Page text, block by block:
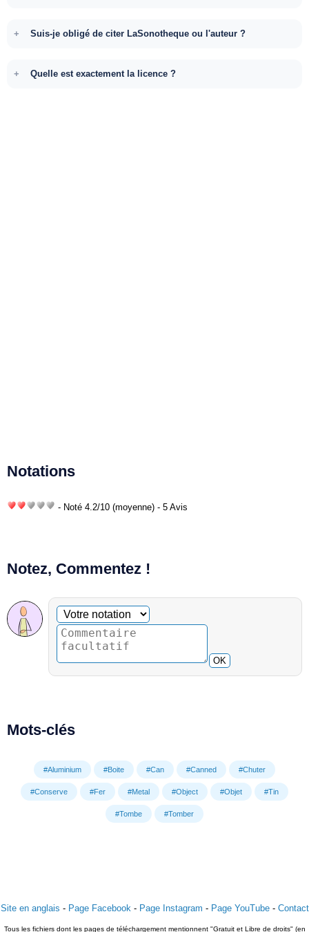
Suis-je obligé de citer LaSonotheque ou l'auteur ?
Quelle est exactement la licence ?
Notations
- Noté 4.2/10 (moyenne) - 5 Avis
Notez, Commentez !
Commentaire facultatif
Votre notation
OK
Mots-clés
#Aluminium #Boite #Can #Canned #Chuter
#Conserve #Fer #Metal #Object #Objet #Tin
#Tombe #Tomber
Site en anglais - Page Facebook - Page Instagram - Page YouTube- Contact
Tous les fichiers dont les pages de téléchargement mentionnent "Gratuit et Libre de droits" (en